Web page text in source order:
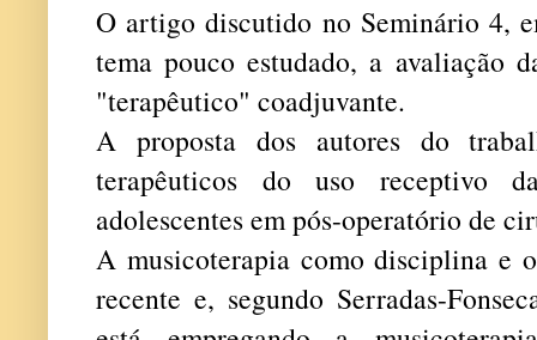
O artigo discutido no Seminário 4,
tema pouco estudado, a avaliação
"terapêutico" coadjuvante.
A proposta dos autores do
terapêuticos do uso receptivo
adolescentes em pós-operatório de
A musicoterapia como disciplina e
recente e, segundo Serradas-